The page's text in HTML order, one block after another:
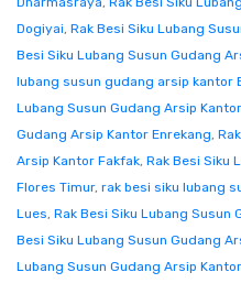
Dogiyai, Rak Besi Siku Lubang
Besi Siku Lubang Susun Gudang
lubang susun gudang arsip kantor
Lubang Susun Gudang Arsip
Gudang Arsip Kantor Enrekang,
Arsip Kantor Fakfak, Rak Besi Siku
Flores Timur, rak besi siku lubang
Lues, Rak Besi Siku Lubang Susun
Besi Siku Lubang Susun Gudang
Lubang Susun Gudang Arsip